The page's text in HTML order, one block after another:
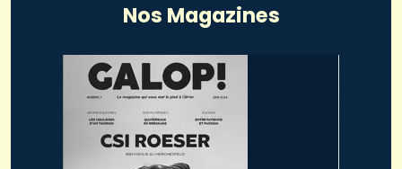
Nos Magazines